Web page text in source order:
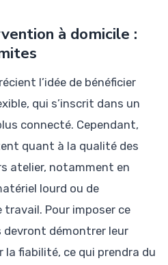
à domicile :
l’idée de bénéficier
qui s’inscrit dans un
connecté. Cependant,
quant à la qualité des
atelier, notamment en
lourd ou de
Pour imposer ce
devront démontrer leur
fiabilité, ce qui prendra du